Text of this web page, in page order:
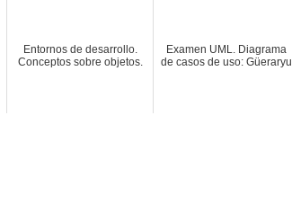
Entornos de desarrollo.
Conceptos sobre objetos.
Examen UML. Diagrama
de casos de uso: Güeraryu